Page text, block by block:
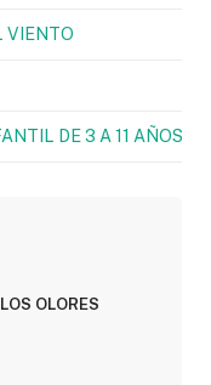
VIENTO
DE 3 A 11 AÑOS
OLORES